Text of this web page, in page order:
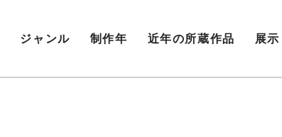
ジャンル 制作年 近年の所蔵作品 展